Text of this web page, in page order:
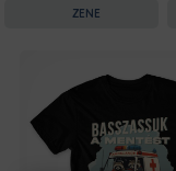
ZENE